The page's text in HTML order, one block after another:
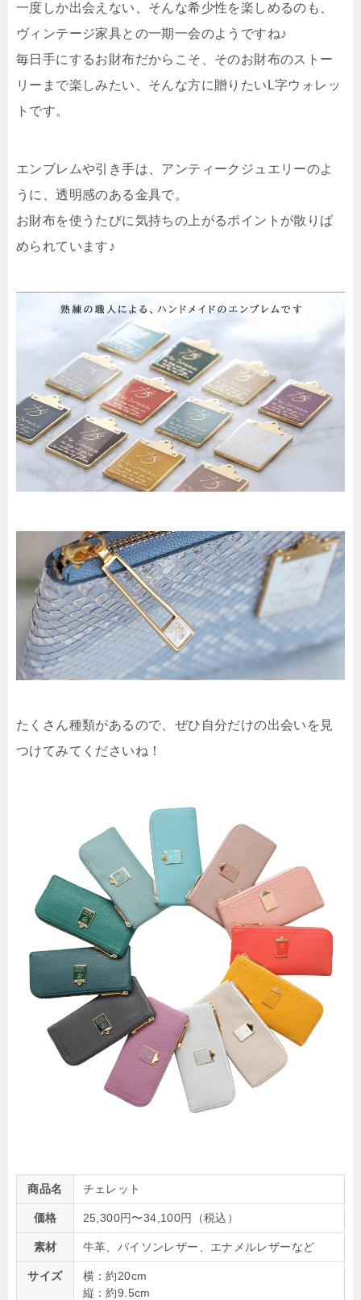
一度しか出会えない、そんな希少性を楽しめるのも、
ヴィンテージ家具との一期一会のようですね♪
毎日手にするお財布だからこそ、そのお財布のストー
リーまで楽しみたい、そんな方に贈りたいL字ウォレッ
トです。
エンブレムや引き手は、アンティークジュエリーのよ
うに、透明感のある金具で。
お財布を使うたびに気持ちの上がるポイントが散りば
められています♪
たくさん種類があるので、ぜひ自分だけの出会いを見
つけてみてくださいね！
商品名 チェレット
価格 25,300円〜34,100円（税込）
素材 牛革、パイソンレザー、エナメルレザーなど
サイズ
横：約20cm
縦：約9.5cm